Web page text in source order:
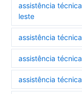
assistência
leste
assistência
assistência
assistência